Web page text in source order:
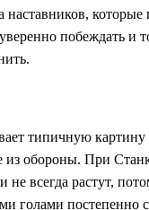
побеждать
типичную
обороны. При
всегда растут,
постепенно